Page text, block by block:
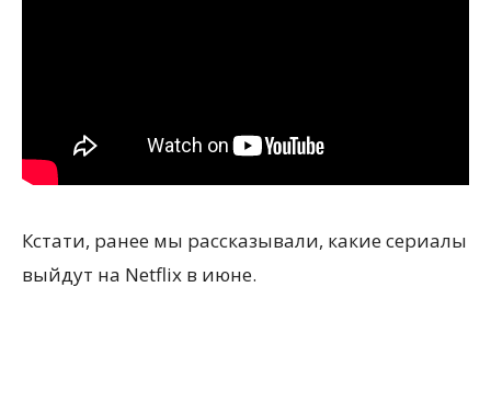
Кстати, ранее мы рассказывали, какие сериалы
выйдут на Netflix в июне.